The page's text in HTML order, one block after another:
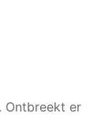
Ontbreekt er